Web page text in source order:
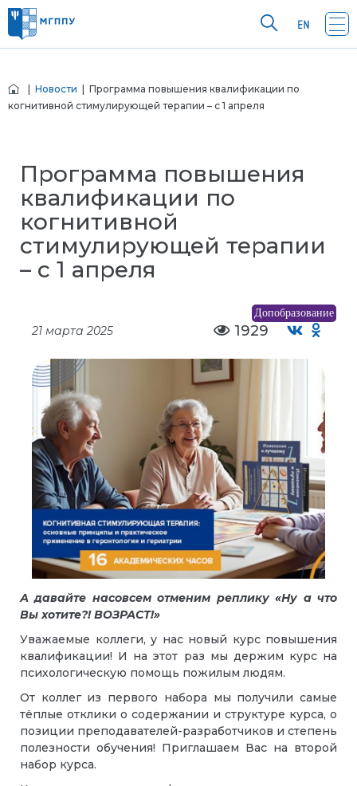
Новости | Программа повышения квалификации по
когнитивной стимулирующей терапии – с 1 апреля
Программа повышения
квалификации по
когнитивной
стимулирующей терапии
– с 1 апреля
Допобразование
21 марта 2025 1929
А давайте насовсем отменим реплику «Ну а что
Вы хотите?! ВОЗРАСТ!»
Уважаемые коллеги, у нас новый курс повышения
квалификации! И на этот раз мы держим курс на
психологическую помощь пожилым людям.
От коллег из первого набора мы получили самые
тёплые отклики о содержании и структуре курса, о
позиции преподавателей-разработчиков и степень
полезности обучения! Приглашаем Вас на второй
набор курса.